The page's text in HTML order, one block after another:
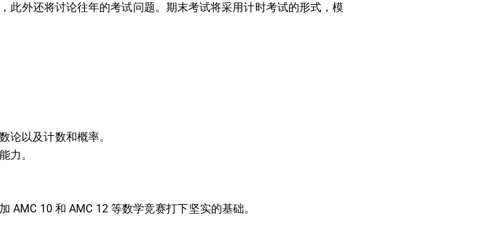
此外还将讨论往年的考试问题。期末考试将采用计时考试的形式，模
论以及计数和概率。
力。
AMC 10 和 AMC 12 等数学竞赛打下坚实的基础。